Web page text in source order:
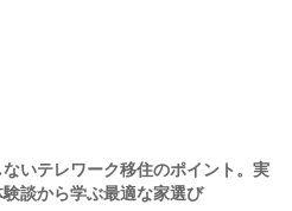
ないテレワーク移住のポイント。実
験談から学ぶ最適な家選び